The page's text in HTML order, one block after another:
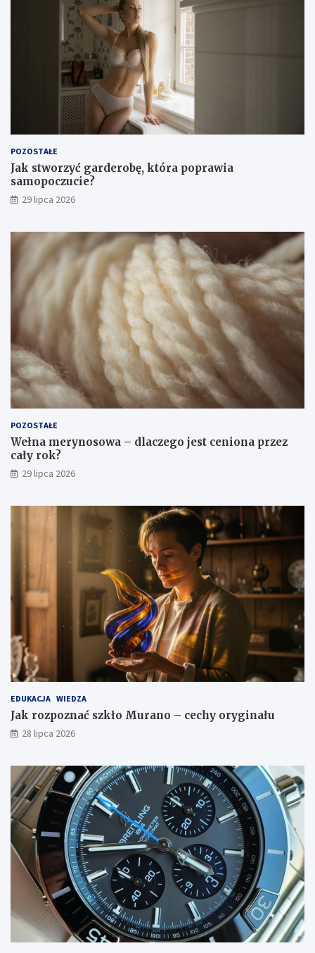
POZOSTAŁE
Jak stworzyć garderobę, która poprawia
samopoczucie?
29 lipca 2026
POZOSTAŁE
Wełna merynosowa – dlaczego jest ceniona przez
cały rok?
29 lipca 2026
EDUKACJA WIEDZA
Jak rozpoznać szkło Murano – cechy oryginału
28 lipca 2026